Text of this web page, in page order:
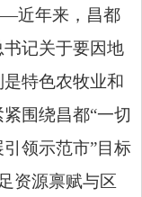
近年来，昌都
记关于要因地
特色农牧业和
围绕昌都“一切
领示范市”目标
资源禀赋与区